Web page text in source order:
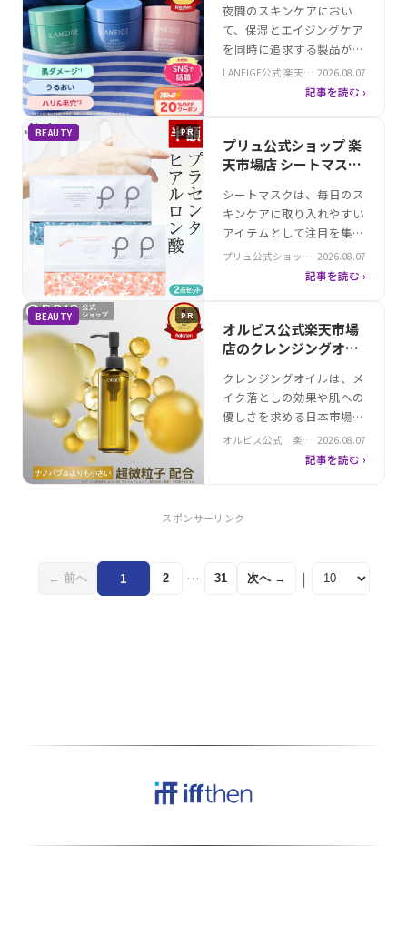
工を組み合わせ、使い勝手
の良さを追求したアイテ
ム。軽量で柔ら…
み改善
夜間のスキンケアにおい
て、保湿とエイジングケア
を同時に追求する製品が注
目されています。特に乾燥
やシワといった悩みを持つ
イトクリームが効果的で
す。そんな中、韓国コスメ
ネージュが展開する「バウ
ンシースリーピングマス
ク」は、ヒアルロン…
LANEIGE公式 楽天市 2026.08.07
記事を読む ›
BEAUTY PR
プリュ公式ショップ 楽
天市場店 シートマスク
できるスキンケア
シートマスクは、毎日のス
キンケアに取り入れやすい
アイテムとして注目を集め
ています。保湿や毛穴ケ
ア、敏感肌対応など、多様
中、毎日使える大容量のシ
ートマスクとして話題の
特殊繊維生地と豊富な保湿
ローションを搭載し、顔全
体をしっかりカバ…
プリュ公式ショップ 2026.08.07
記事を読む ›
BEAUTY PR
オルビス公式楽天市場
店のクレンジングオイ
が実感できる
クレンジングオイルは、メ
イク落としの効果や肌への
優しさを求める日本市場で
注目を集めるスキンケアア
イテムです。特に、毛穴の
は、敏感肌や乾燥肌の悩み
ング オイルは、日本初の
超微粒子技術を搭載し、濃
オルビス公式 楽天 2026.08.07
記事を読む ›
スポンサーリンク
← 前へ 1 2 … 31 次へ → |